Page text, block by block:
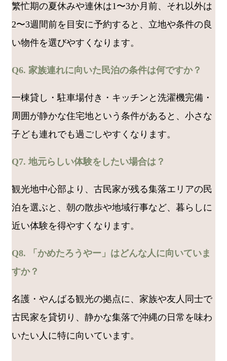
繁忙期の夏休みや連休は1〜3か月前、それ以外は
2〜3週間前を目安に予約すると、立地や条件の良
い物件を選びやすくなります。
Q6. 家族連れに向いた民泊の条件は何ですか？
一棟貸し・駐車場付き・キッチンと洗濯機完備・
周囲が静かな住宅地という条件があると、小さな
子ども連れでも過ごしやすくなります。
Q7. 地元らしい体験をしたい場合は？
観光地中心部より、古民家が残る集落エリアの民
泊を選ぶと、朝の散歩や地域行事など、暮らしに
近い体験を得やすくなります。
Q8. 「かめたろうやー」はどんな人に向いていま
すか？
名護・やんばる観光の拠点に、家族や友人同士で
古民家を貸切り、静かな集落で沖縄の日常を味わ
いたい人に特に向いています。